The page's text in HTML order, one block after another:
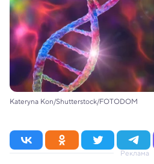
Kateryna Kon/Shutterstock/FOTODOM
Реклама